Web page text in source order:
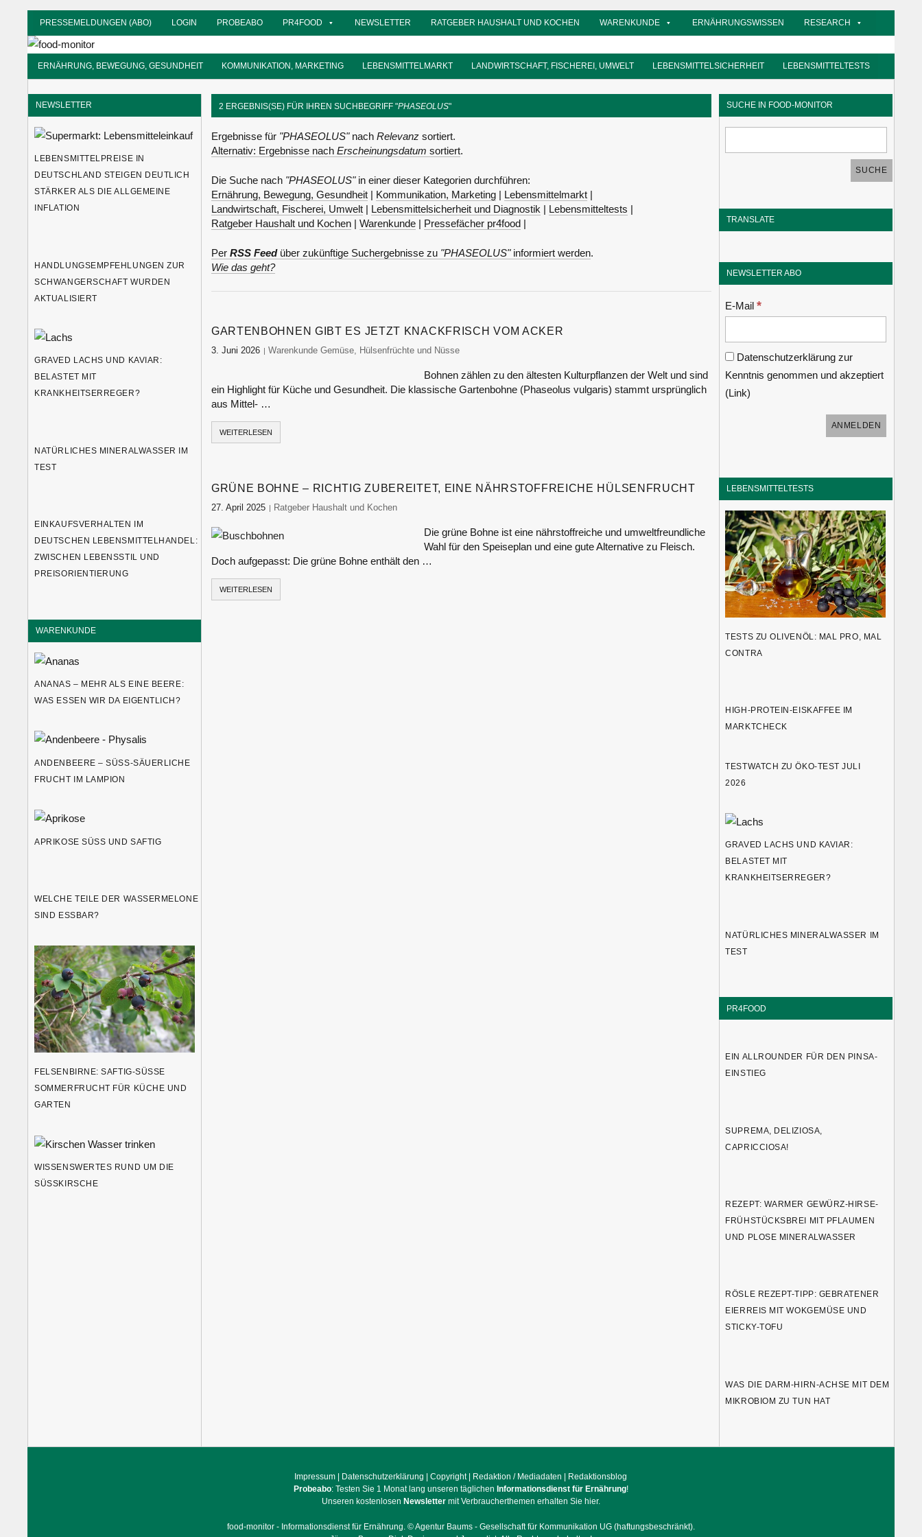
Zum
Inhalt
springen
PRESSEMELDUNGEN (ABO) LOGIN PROBEABO PR4FOOD NEWSLETTER RATGEBER HAUSHALT UND KOCHEN WARENKUNDE ERNÄHRUNGSWISSEN RESEARCH
Informationsdienst
ERNÄHRUNG, BEWEGUNG, GESUNDHEIT KOMMUNIKATION, MARKETING LEBENSMITTELMARKT LANDWIRTSCHAFT, FISCHEREI, UMWELT LEBENSMITTELSICHERHEIT LEBENSMITTELTESTS
2 ERGEBNIS(SE) FÜR IHREN SUCHBEGRIFF "PHASEOLUS"
Ergebnisse für "PHASEOLUS"nach Relevanzsortiert.
Alternativ: Ergebnisse nach Erscheinungsdatum sortiert.
Die Suche nach "PHASEOLUS"in einer dieser Kategorien durchführen:
Ernährung, Bewegung, Gesundheit| Kommunikation, Marketing| Lebensmittelmarkt|
Landwirtschaft, Fischerei, Umwelt| Lebensmittelsicherheit und Diagnostik| Lebensmitteltests
Ratgeber Haushalt und Kochen| Warenkunde| Pressefächer pr4food
Per RSS Feedüber zukünftige Suchergebnisse zu "PHASEOLUS"informiert werden.
Wie das geht?
GARTENBOHNEN GIBT ES JETZT KNACKFRISCH VOM ACKER
3. Juni 2026 food-monitor
Warenkunde Gemüse, Hülsenfrüchte und Nüsse
Bohnen zählen zu den ältesten Kulturpflanzen der Welt und sind
ein Highlight für Küche und Gesundheit. Die klassische Gartenbohne (Phaseolus vulgaris) stammt ursprünglich
aus Mittel- …
WEITERLESEN
GRÜNE BOHNE – RICHTIG ZUBEREITET, EINE NÄHRSTOFFREICHE HÜLSENFRUCHT
27. April 2025 food-monitor
Ratgeber Haushalt und Kochen
Die grüne Bohne ist eine nährstoffreiche und umweltfreundliche
Wahl für den Speiseplan und eine gute Alternative zu Fleisch.
Doch aufgepasst: Die grüne Bohne enthält den …
WEITERLESEN
NEWSLETTER
LEBENSMITTELPREISE IN
DEUTSCHLAND STEIGEN DEUTLICH
STÄRKER ALS DIE ALLGEMEINE
INFLATION
HANDLUNGSEMPFEHLUNGEN ZUR
SCHWANGERSCHAFT WURDEN
AKTUALISIERT
GRAVED LACHS UND KAVIAR:
BELASTET MIT
KRANKHEITSERREGER?
NATÜRLICHES MINERALWASSER IM
TEST
EINKAUFSVERHALTEN IM
DEUTSCHEN LEBENSMITTELHANDEL:
ZWISCHEN LEBENSSTIL UND
PREISORIENTIERUNG
WARENKUNDE
ANANAS – MEHR ALS EINE BEERE:
WAS ESSEN WIR DA EIGENTLICH?
ANDENBEERE – SÜSS-SÄUERLICHE F
RUCHT IM LAMPION
APRIKOSE SÜSS UND SAFTIG
WELCHE TEILE DER WASSERMELONE
SIND ESSBAR?
FELSENBIRNE: SAFTIG-SÜSSE S
OMMERFRUCHT FÜR KÜCHE UND G
ARTEN
WISSENSWERTES RUND UM DIE
SÜSSKIRSCHE
SUCHE IN FOOD-MONITOR
TRANSLATE
NEWSLETTER ABO
E-Mail*
Datenschutzerklärung zur
Kenntnis genommen und akzeptiert
(Link)
LEBENSMITTELTESTS
TESTS ZU OLIVENÖL: MAL PRO, MAL
CONTRA
HIGH-PROTEIN-EISKAFFEE IM
MARKTCHECK
TESTWATCH ZU ÖKO-TEST JULI
2026
GRAVED LACHS UND KAVIAR:
BELASTET MIT
KRANKHEITSERREGER?
NATÜRLICHES MINERALWASSER IM
TEST
PR4FOOD
EIN ALLROUNDER FÜR DEN PINSA-
EINSTIEG
SUPREMA, DELIZIOSA,
CAPRICCIOSA!
REZEPT: WARMER GEWÜRZ-HIRSE-
FRÜHSTÜCKSBREI MIT PFLAUMEN
UND PLOSE MINERALWASSER
RÖSLE REZEPT-TIPP: GEBRATENER
EIERREIS MIT WOKGEMÜSE UND
STICKY-TOFU
WAS DIE DARM-HIRN-ACHSE MIT DEM
MIKROBIOM ZU TUN HAT
Impressum Datenschutzerklärung |Copyright| Redaktion / Mediadaten
Redaktionsblog
Probeabo: Testen Sie 1 Monat lang unseren täglichen Informationsdienst für Ernährung!
Unseren kostenlosen Newslettermit Verbraucherthemen erhalten Sie hier.
food-monitor - Informationsdienst für Ernährung. ©Agentur Baums - Gesellschaft für Kommunikation UG (haftungsbeschränkt).